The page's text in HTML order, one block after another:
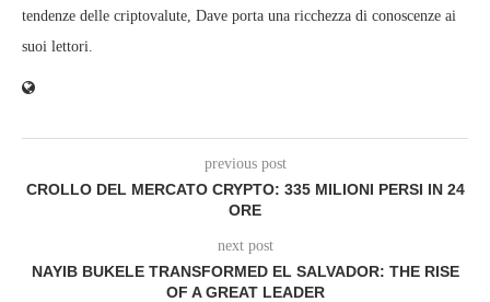
tendenze delle criptovalute, Dave porta una ricchezza di conoscenze ai
suoi lettori.
previous post
CROLLO DEL MERCATO CRYPTO: 335 MILIONI PERSI IN 24
ORE
next post
NAYIB BUKELE TRANSFORMED EL SALVADOR: THE RISE
OF A GREAT LEADER